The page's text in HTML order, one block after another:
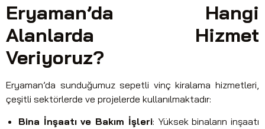
Eryaman’da Hangi
Alanlarda Hizmet
Veriyoruz?
Eryaman’da sunduğumuz sepetli vinç kiralama hizmetleri,
çeşitli sektörlerde ve projelerde kullanılmaktadır:
Bina İnşaatı ve Bakım İşleri: Yüksek binaların inşaatı